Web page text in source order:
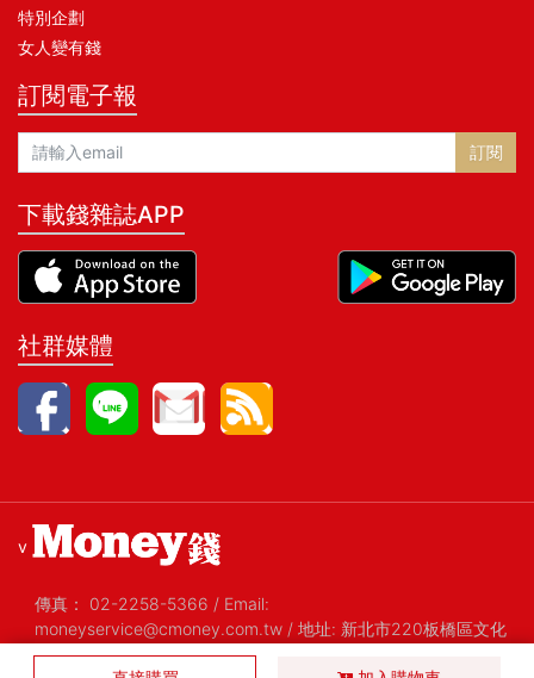
特別企劃
女人變有錢
訂閱電子報
訂閱
下載錢雜誌APP
社群媒體
v
傳真： 02-2258-5366 / Email:
moneyservice@cmoney.com.tw / 地址: 新北市220板橋區文化
路一段268號20樓之2/統編: 52420159